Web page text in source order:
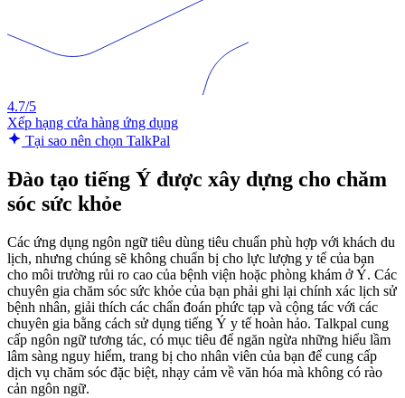
4.7/5
Xếp hạng cửa hàng ứng dụng
Tại sao nên chọn TalkPal
Đào tạo tiếng Ý được xây dựng cho chăm
sóc sức khỏe
Các ứng dụng ngôn ngữ tiêu dùng tiêu chuẩn phù hợp với khách du
lịch, nhưng chúng sẽ không chuẩn bị cho lực lượng y tế của bạn
cho môi trường rủi ro cao của bệnh viện hoặc phòng khám ở Ý. Các
chuyên gia chăm sóc sức khỏe của bạn phải ghi lại chính xác lịch sử
bệnh nhân, giải thích các chẩn đoán phức tạp và cộng tác với các
chuyên gia bằng cách sử dụng tiếng Ý y tế hoàn hảo. Talkpal cung
cấp ngôn ngữ tương tác, có mục tiêu để ngăn ngừa những hiểu lầm
lâm sàng nguy hiểm, trang bị cho nhân viên của bạn để cung cấp
dịch vụ chăm sóc đặc biệt, nhạy cảm về văn hóa mà không có rào
cản ngôn ngữ.